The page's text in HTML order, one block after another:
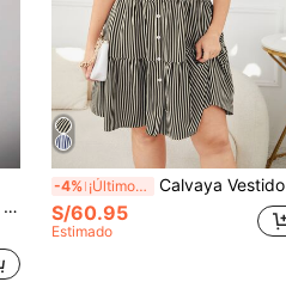
-4% ¡Últimos 3 días Calvaya Vestido smock de rayas verticales con botón delantero bajo con fruncido
S/60.95
Estimado